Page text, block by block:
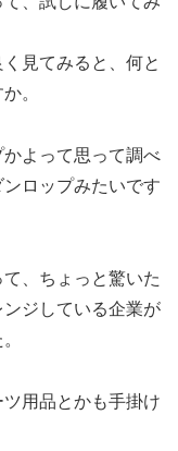
見てみると、何と
。
よって思って調べ
ロップみたいです
、ちょっと驚いた
ジしている企業が
用品とかも手掛け